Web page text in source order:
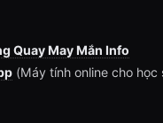
Quay May Mắn Info
(Máy tính online cho học